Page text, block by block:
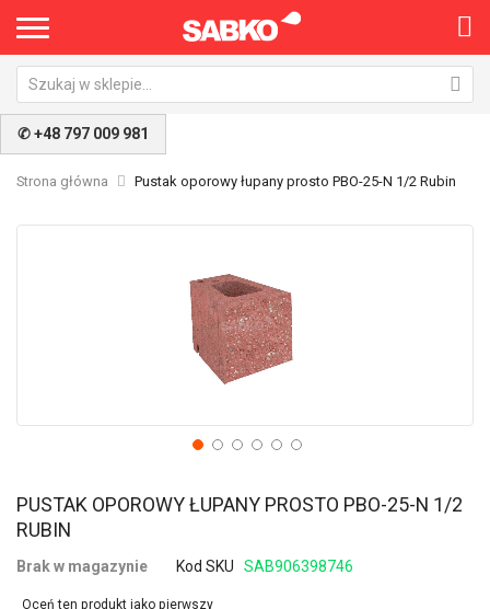
✆ +48 797 009 981
Strona główna Pustak oporowy łupany prosto PBO-25-N 1/2 Rubin
PUSTAK OPOROWY ŁUPANY PROSTO PBO-25-N 1/2
RUBIN
Brak w magazynie Kod SKU SAB906398746
Oceń ten produkt jako pierwszy